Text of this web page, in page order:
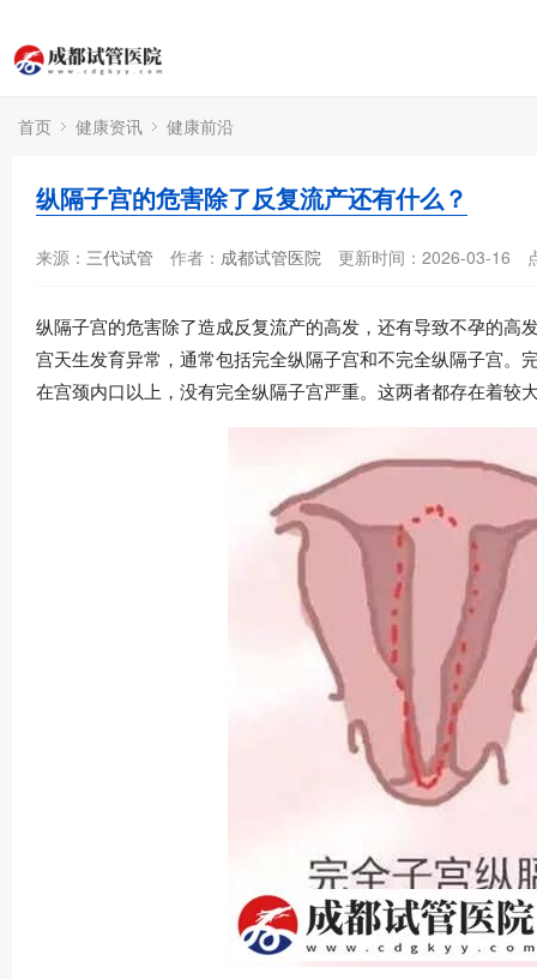
首页 健康资讯 健康前沿
纵隔子宫的危害除了反复流产还有什么？
来源： 三代试管 作者： 成都试管医院 更新时间：2026-03-16
纵隔子宫的危害除了造成反复流产的高发，还有导致不孕的高
宫天生发育异常，通常包括完全纵隔子宫和不完全纵隔子宫。
在宫颈内口以上，没有完全纵隔子宫严重。这两者都存在着较